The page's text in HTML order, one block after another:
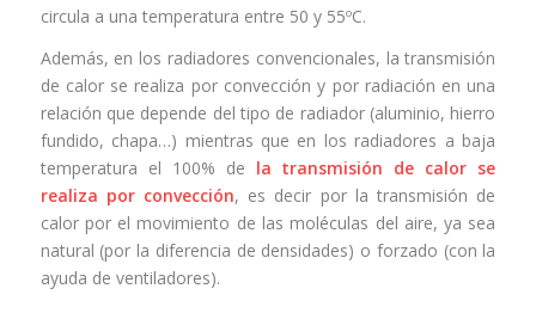
circula a una temperatura entre 50 y 55ºC.
Además, en los radiadores convencionales, la transmisión
de calor se realiza por convección y por radiación en una
relación que depende del tipo de radiador (aluminio, hierro
fundido, chapa…) mientras que en los radiadores a baja
temperatura el 100% de la transmisión de calor se
realiza por convección, es decir por la transmisión de
calor por el movimiento de las moléculas del aire, ya sea
natural (por la diferencia de densidades) o forzado (con la
ayuda de ventiladores).